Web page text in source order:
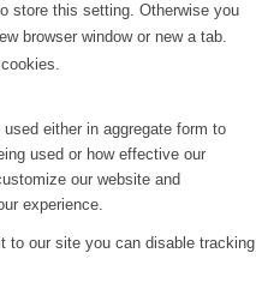
store this setting. Otherwise you
browser window or new a tab.
either in aggregate form to
used or how effective our
our website and
experience.
to our site you can disable tracking